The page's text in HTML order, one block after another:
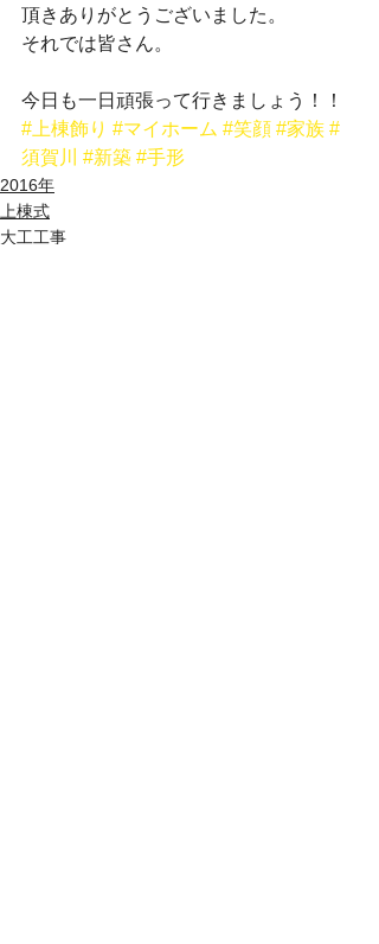
頂きありがとうございました。
それでは皆さん。
今日も一日頑張って行きましょう！！
#上棟飾り #マイホーム #笑顔 #家族 #
須賀川
#新築 #手形
2016年
上棟式
大工工事